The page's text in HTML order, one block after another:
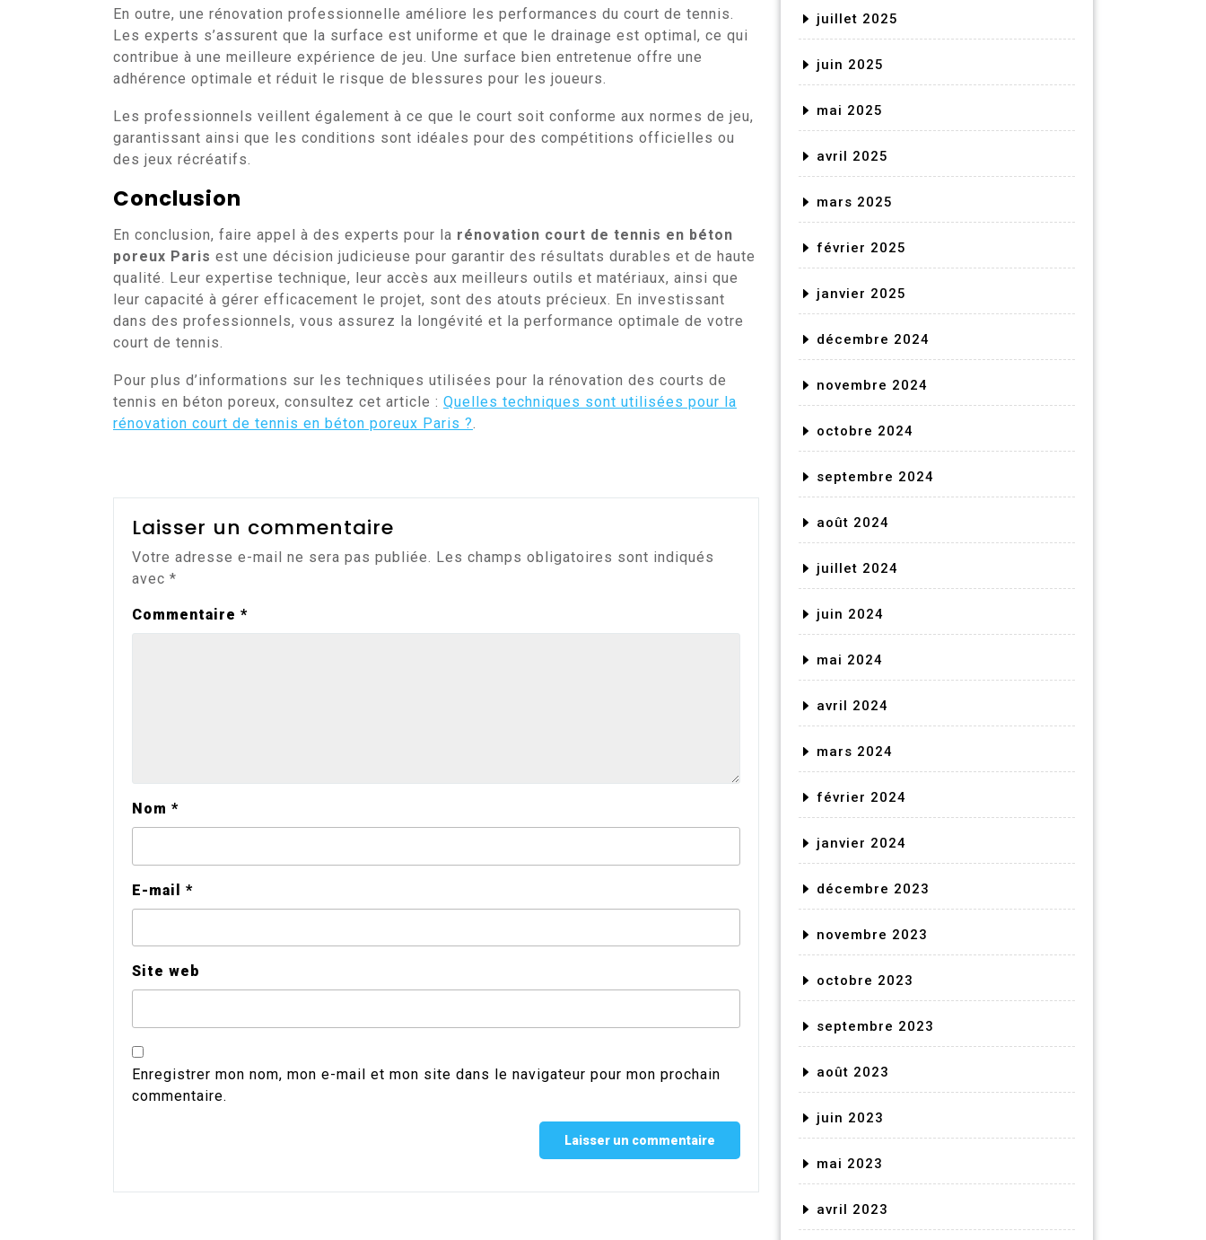
En outre, une rénovation professionnelle améliore les performances du court de tennis.
Les experts s’assurent que la surface est uniforme et que le drainage est optimal, ce qui
contribue à une meilleure expérience de jeu. Une surface bien entretenue offre une
adhérence optimale et réduit le risque de blessures pour les joueurs.
Les professionnels veillent également à ce que le court soit conforme aux normes de jeu,
garantissant ainsi que les conditions sont idéales pour des compétitions officielles ou
des jeux récréatifs.
Conclusion
En conclusion, faire appel à des experts pour la rénovation court de tennis en béton
poreux Paris est une décision judicieuse pour garantir des résultats durables et de haute
qualité. Leur expertise technique, leur accès aux meilleurs outils et matériaux, ainsi que
leur capacité à gérer efficacement le projet, sont des atouts précieux. En investissant
dans des professionnels, vous assurez la longévité et la performance optimale de votre
court de tennis.
Pour plus d’informations sur les techniques utilisées pour la rénovation des courts de
tennis en béton poreux, consultez cet article : Quelles techniques sont utilisées pour la
rénovation court de tennis en béton poreux Paris ?.
Laisser un commentaire
Votre adresse e-mail ne sera pas publiée. Les champs obligatoires sont indiqués
avec *
Commentaire *
Nom *
E-mail *
Site web
Enregistrer mon nom, mon e-mail et mon site dans le navigateur pour mon prochain
commentaire.
juillet 2025
juin 2025
mai 2025
avril 2025
mars 2025
février 2025
janvier 2025
décembre 2024
novembre 2024
octobre 2024
septembre 2024
août 2024
juillet 2024
juin 2024
mai 2024
avril 2024
mars 2024
février 2024
janvier 2024
décembre 2023
novembre 2023
octobre 2023
septembre 2023
août 2023
juin 2023
mai 2023
avril 2023